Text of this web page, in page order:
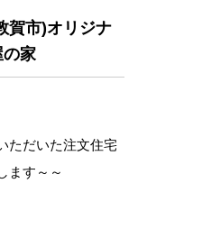
賀市)オリジナ
の家
ただいた注文住宅
ます～～